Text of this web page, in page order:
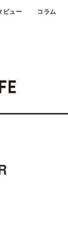
ビュー コラム